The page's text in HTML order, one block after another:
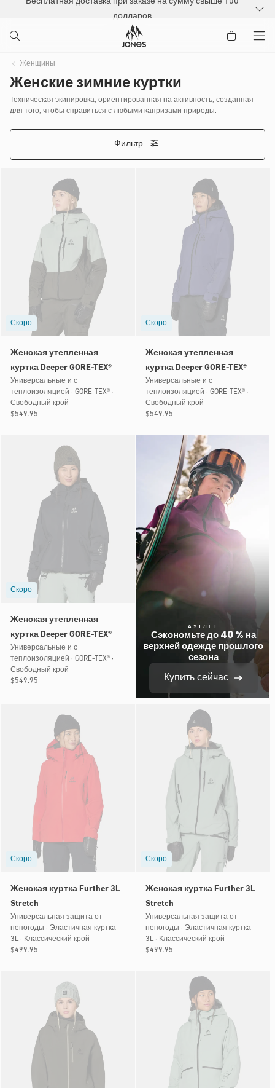
К
долларов
Женщины
Женские зимние куртки
Техническая экипировка, ориентированная на активность, созданная
для того, чтобы справиться с любыми капризами природы.
Фильтр
Скоро
Женская утепленная
куртка Deeper GORE-TEX®
Универсальные и с
теплоизоляцией · GORE-TEX® ·
Свободный крой
Обычная
$549.95
Скоро
Женская утепленная
куртка Deeper GORE-TEX®
Универсальные и с
теплоизоляцией · GORE-TEX® ·
Свободный крой
Обычная
$549.95
Скоро
Женская утепленная
куртка Deeper GORE-TEX®
Универсальные и с
теплоизоляцией · GORE-TEX® ·
Свободный крой
Обычная
$549.95
АУТЛЕТ
Сэкономьте до 40 % на
верхней одежде прошлого
сезона
Купить сейчас
Скоро
Женская куртка Further 3L
Stretch
Универсальная защита от
непогоды · Эластичная куртка
3L · Классический крой
Обычная
$499.95
Скоро
Женская куртка Further 3L
Stretch
Универсальная защита от
непогоды · Эластичная куртка
3L · Классический крой
Обычная
$499.95